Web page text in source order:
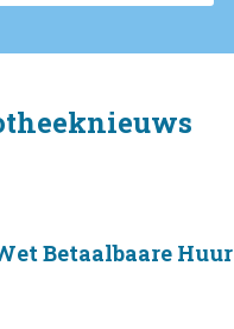
Betaalbaare Huur